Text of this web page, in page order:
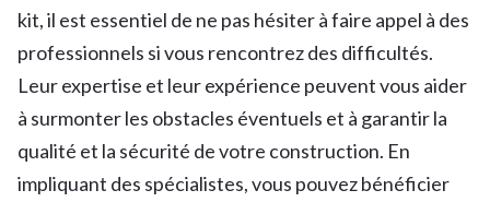
kit, il est essentiel de ne pas hésiter à faire appel à des
professionnels si vous rencontrez des difficultés.
Leur expertise et leur expérience peuvent vous aider
à surmonter les obstacles éventuels et à garantir la
qualité et la sécurité de votre construction. En
impliquant des spécialistes, vous pouvez bénéficier